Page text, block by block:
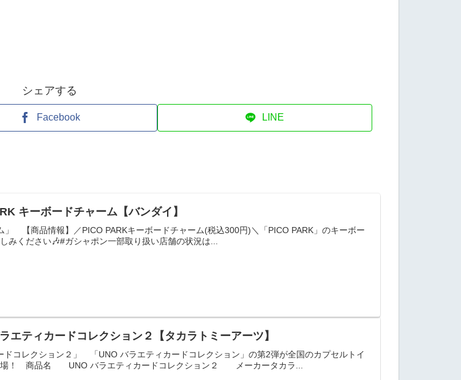
シェアする
Facebook LINE
キーボードチャーム【バンダイ】
」 【商品情報】／PICO PARKキーボードチャーム(税込300円)＼「PICO PARK」のキーボー
みください🎶#ガシャポン一部取り扱い店舗の状況は...
エティカードコレクション２【タカラトミーアーツ】
ドコレクション２」 「UNO バラエティカードコレクション」の第2弾が全国のカプセルトイ
場！ 商品名 UNO バラエティカードコレクション２ メーカータカラ...